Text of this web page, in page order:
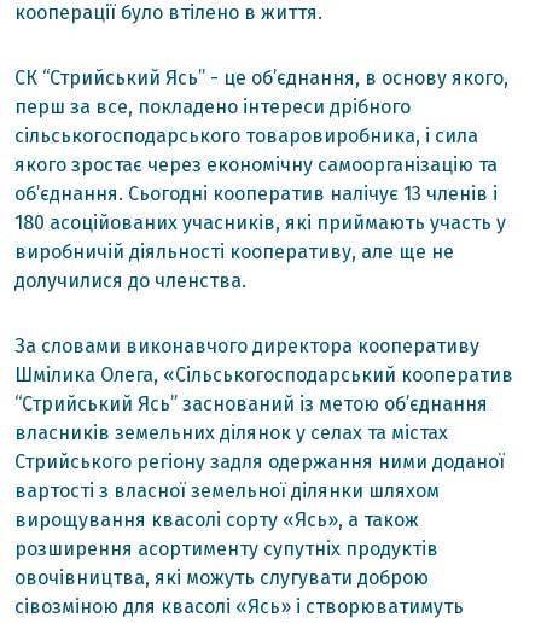
кооперації було втілено в життя.
СК “Стрийський Ясь” - це об’єднання, в основу якого,
перш за все, покладено інтереси дрібного
сільськогосподарського товаровиробника, і сила
якого зростає через економічну самоорганізацію та
об’єднання. Сьогодні кооператив налічує 13 членів і
180 асоційованих учасників, які приймають участь у
виробничій діяльності кооперативу, але ще не
долучилися до членства.
За словами виконавчого директора кооперативу
Шмілика Олега, «Сільськогосподарський кооператив
“Стрийський Ясь” заснований із метою об’єднання
власників земельних ділянок у селах та містах
Стрийського регіону задля одержання ними доданої
вартості з власної земельної ділянки шляхом
вирощування квасолі сорту «Ясь», а також
розширення асортименту супутніх продуктів
овочівництва, які можуть слугувати доброю
сівозміною для квасолі «Ясь» і створюватимуть